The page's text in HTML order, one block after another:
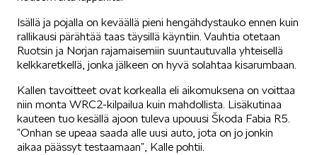
Isällä ja pojalla on keväällä pieni hengähdystauko ennen kuin
rallikausi pärähtää taas täysillä käyntiin. Vauhtia otetaan
Ruotsin ja Norjan rajamaisemiin suuntautuvalla yhteisellä
kelkkaretkellä, jonka jälkeen on hyvä solahtaa kisarumbaan.
Kallen tavoitteet ovat korkealla eli aikomuksena on voittaa
niin monta WRC2-kilpailua kuin mahdollista. Lisäkutinaa
kauteen tuo kesällä ajoon tuleva upouusi Škoda Fabia R5.
”Onhan se upeaa saada alle uusi auto, jota on jo jonkin
aikaa päässyt testaamaan”, Kalle pohtii.